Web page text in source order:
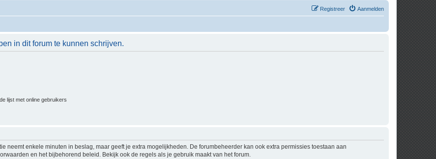
Aanmelden
Registreer
in dit forum te kunnen schrijven.
lijst met online gebruikers
neemt enkele minuten in beslag, maar geeft je extra mogelijkheden. De forumbeheerder kan ook extra permissies toestaan aan
en het bijbehorend beleid. Bekijk ook de regels als je gebruik maakt van het forum.